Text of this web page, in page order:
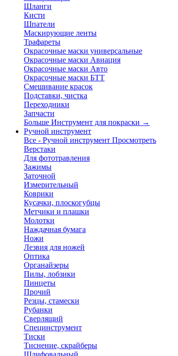
Шланги
Кисти
Шпатели
Маскирующие ленты
Трафареты
Окрасочные маски универсальные
Окрасочные маски Авиация
Окрасочные маски Авто
Окрасочные маски БТТ
Смешивание красок
Подставки, чистка
Переходники
Запчасти
Больше Инструмент для покраски →
Ручной инструмент
Все - Ручной инструмент Просмотреть
Верстаки
Для фототравления
Зажимы
Заточной
Измерительный
Коврики
Кусачки, плоскогубцы
Метчики и плашки
Молотки
Наждачная бумага
Ножи
Лезвия для ножей
Оптика
Органайзеры
Пилы, лобзики
Пинцеты
Прочий
Резцы, стамески
Рубанки
Сверлящий
Специнструмент
Тиски
Тиснение, скрайберы
Шлифовальный